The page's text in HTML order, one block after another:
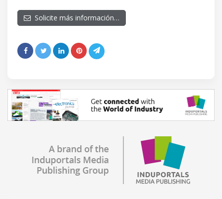
Solicite más información…